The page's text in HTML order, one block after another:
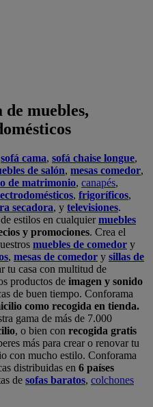
muebles,
sofá cama, sofá chaise longue,
de salón, mesas comedor,
de matrimonio, canapés,
, frigoríficos,
secadora, y televisiones.
estilos en cualquiermuebles
y promociones. Crea el
muebles de comedor y
, mesas de comedor y sillas de
tu casa con multitud de
productos de imagen y sonido
de buen tiempo. Conforama
como recogida en tienda.
gama de más de 7.000
, o bien con recogida gratis
más para crear o renovar tu
con mucho estilo. Conforama
distribuidas en 6 países
de sofas baratos, colchones